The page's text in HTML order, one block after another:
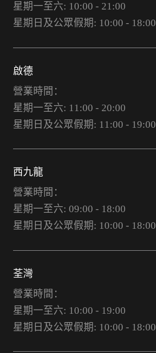
星期一至六: 10:00 - 21:00
星期日及公眾假期: 10:00 - 18:00
啟德
營業時間：
星期一至六: 11:00 - 20:00
星期日及公眾假期: 11:00 - 19:00
西九龍
營業時間：
星期一至六: 09:00 - 18:00
星期日及公眾假期: 10:00 - 18:00
荃灣
營業時間：
星期一至六: 10:00 - 19:00
星期日及公眾假期: 10:00 - 18:00